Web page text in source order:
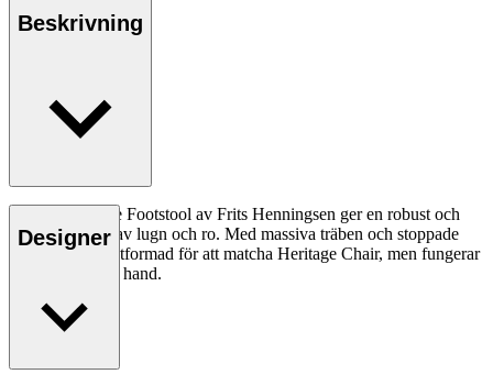
Beskrivning
FH420 Heritage Footstool av Frits Henningsen ger en robust och
klassisk känsla av lugn och ro. Med massiva träben och stoppade
detaljer är den utformad för att matcha Heritage Chair, men fungerar
lika bra på egen hand.
Designer